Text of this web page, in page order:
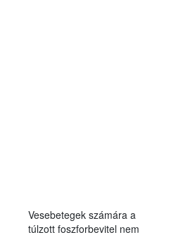
Vesebetegek számára a
túlzott foszforbevitel nem